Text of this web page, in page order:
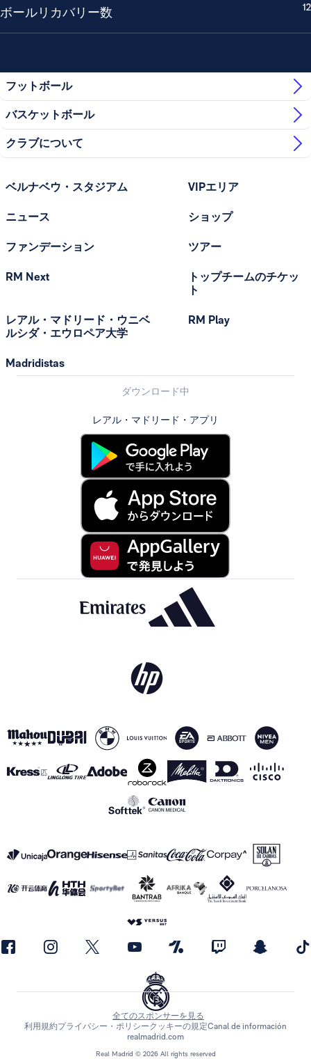
ボールリカバリー数 12
フットボール
バスケットボール
クラブについて
ベルナベウ・スタジアム
ニュース
ファンデーション
RM Next
レアル・マドリード・ウニベ
ルシダ・エウロペア大学
Madridistas
VIPエリア
ショップ
ツアー
トップチームのチケッ
ト
RM Play
ダウンロード中
レアル・マドリード・アプリ
Real Madrid © 2026 All rights reserved
全てのスポンサーを見る
利用規約プライバシー・ポリシークッキーの規定Canal de información
realmadrid.com